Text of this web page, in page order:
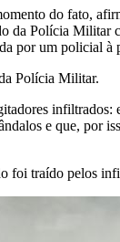
do fato,
da Polícia Militar
por um policial à
Polícia Militar.
infiltrados:
e que, por
foi traído pelos